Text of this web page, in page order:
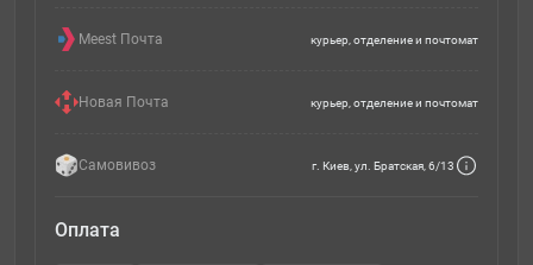
Meest Почта курьер, отделение и почтомат
Новая Почта курьер, отделение и почтомат
Самовивоз г. Киев, ул. Братская, 6/13
Оплата